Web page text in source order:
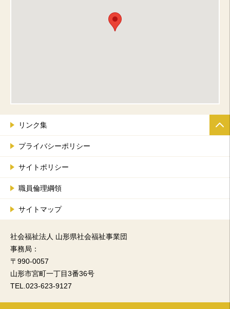
リンク集
プライバシーポリシー
サイトポリシー
職員倫理綱領
サイトマップ
社会福祉法人 山形県社会福祉事業団
事務局：
〒990-0057
山形市宮町一丁目3番36号
TEL.023-623-9127